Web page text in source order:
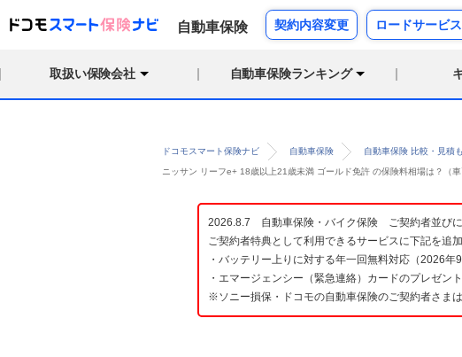
自動車保険 契約内容変更 ロードサービ
取扱い保険会社 自動車保険ランキング
ドコモスマート保険ナビ 自動車保険 自動車保険 比較・見積
ニッサン リーフe+ 18歳以上21歳未満 ゴールド免許 の保険料相場は？（車
2026.8.7 自動車保険・バイク保険 ご契約者並び
ご契約者特典として利用できるサービスに下記を追
・バッテリー上りに対する年一回無料対応（2026年
・エマージェンシー（緊急連絡）カードのプレゼン
※ソニー損保・ドコモの自動車保険のご契約者さま